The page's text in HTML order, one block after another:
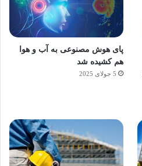
پای هوش مصنوعی به آب و هوا
هم کشیده شد
5 جولای 2025